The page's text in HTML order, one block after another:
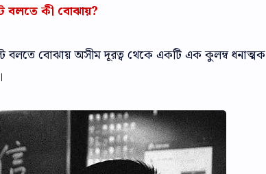
বলতে কী বোঝায়?
বলতে বোঝায় অসীম দূরত্ব থেকে একটি এক কুলম্ব ধনাত্মক